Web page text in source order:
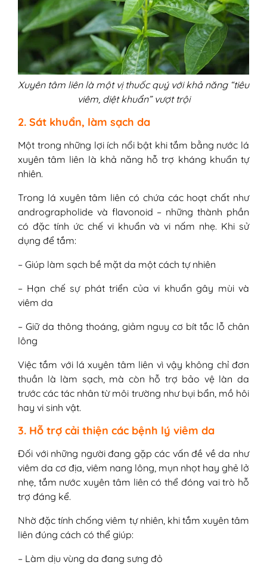
Xuyên tâm liên là một vị thuốc quý với khả năng “tiêu
viêm, diệt khuẩn” vượt trội
2. Sát khuẩn, làm sạch da
Một trong những lợi ích nổi bật khi tắm bằng nước lá
xuyên tâm liên là khả năng hỗ trợ kháng khuẩn tự
nhiên.
Trong lá xuyên tâm liên có chứa các hoạt chất như
andrographolide và flavonoid – những thành phần
có đặc tính ức chế vi khuẩn và vi nấm nhẹ. Khi sử
dụng để tắm:
– Giúp làm sạch bề mặt da một cách tự nhiên
– Hạn chế sự phát triển của vi khuẩn gây mùi và
viêm da
– Giữ da thông thoáng, giảm nguy cơ bít tắc lỗ chân
lông
Việc tắm với lá xuyên tâm liên vì vậy không chỉ đơn
thuần là làm sạch, mà còn hỗ trợ bảo vệ làn da
trước các tác nhân từ môi trường như bụi bẩn, mồ hôi
hay vi sinh vật.
3. Hỗ trợ cải thiện các bệnh lý viêm da
Đối với những người đang gặp các vấn đề về da như
viêm da cơ địa, viêm nang lông, mụn nhọt hay ghẻ lở
nhẹ, tắm nước xuyên tâm liên có thể đóng vai trò hỗ
trợ đáng kể.
Nhờ đặc tính chống viêm tự nhiên, khi tắm xuyên tâm
liên đúng cách có thể giúp:
– Làm dịu vùng da đang sưng đỏ